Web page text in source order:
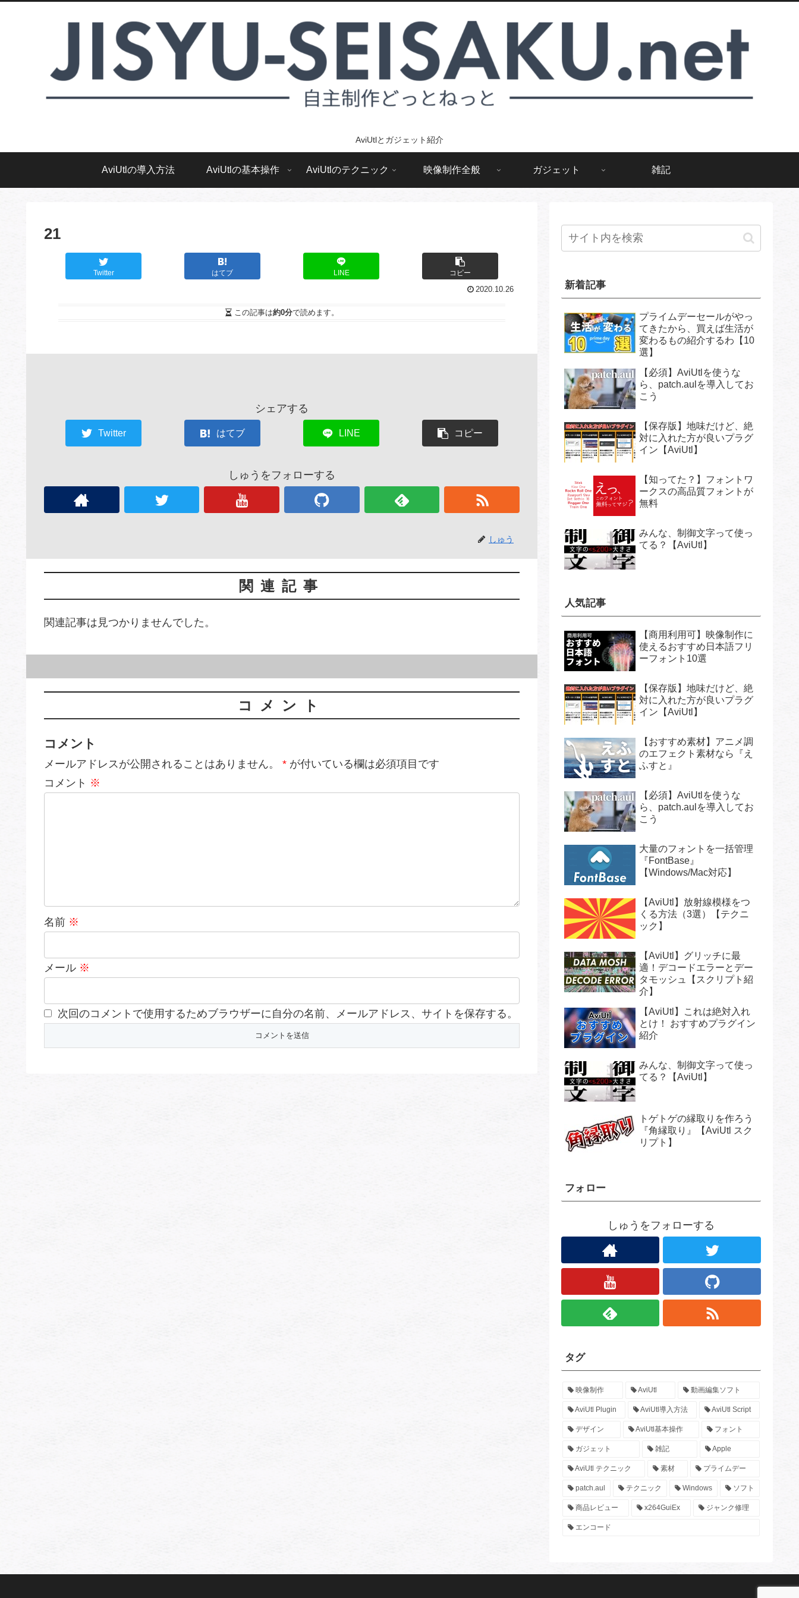
AviUtlとガジェット紹介
AviUtlの導入方法 AviUtlの基本操作 AviUtlのテクニック 映像制作全般 ガジェット 雑記
21
Twitter はてブ LINE コピー
2020.10.26
この記事は約0分で読めます。
シェアする
Twitter はてブ LINE コピー
しゅうをフォローする
しゅう
関連記事
関連記事は見つかりませんでした。
コメント
コメント
メールアドレスが公開されることはありません。 * が付いている欄は必須項目です
コメント ※
名前 ※
メール ※
次回のコメントで使用するためブラウザーに自分の名前、メールアドレス、サイトを保存する。
新着記事
プライムデーセールがやっ
てきたから、買えば生活が
変わるもの紹介するわ【10
選】
【必須】AviUtlを使うな
ら、patch.aulを導入してお
こう
【保存版】地味だけど、絶
対に入れた方が良いプラグ
イン【AviUtl】
【知ってた？】フォントワ
ークスの高品質フォントが
無料
みんな、制御文字って使っ
てる？【AviUtl】
人気記事
【商用利用可】映像制作に
使えるおすすめ日本語フリ
ーフォント10選
【保存版】地味だけど、絶
対に入れた方が良いプラグ
イン【AviUtl】
【おすすめ素材】アニメ調
のエフェクト素材なら『え
ふすと』
【必須】AviUtlを使うな
ら、patch.aulを導入してお
こう
大量のフォントを一括管理
『FontBase』
【Windows/Mac対応】
【AviUtl】放射線模様をつ
くる方法（3選）【テクニ
ック】
【AviUtl】グリッチに最
適！デコードエラーとデー
タモッシュ【スクリプト紹
介】
【AviUtl】これは絶対入れ
とけ！ おすすめプラグイン
紹介
みんな、制御文字って使っ
てる？【AviUtl】
トゲトゲの縁取りを作ろう
『角縁取り』【AviUtl スク
リプト】
フォロー
しゅうをフォローする
タグ
映像制作 AviUtl 動画編集ソフト
AviUtl Plugin AviUtl導入方法 AviUtl Script
デザイン AviUtl基本操作 フォント
ガジェット 雑記 Apple
AviUtl テクニック 素材 プライムデー
patch.aul テクニック Windows ソフト
商品レビュー x264GuiEx ジャンク修理
エンコード